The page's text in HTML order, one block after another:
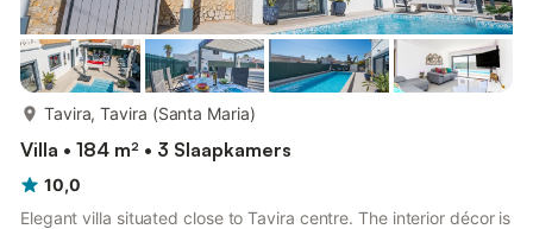
Tavira, Tavira (Santa Maria)
Villa • 184 m² • 3 Slaapkamers
10,0
Elegant villa situated close to Tavira centre. The interior décor is